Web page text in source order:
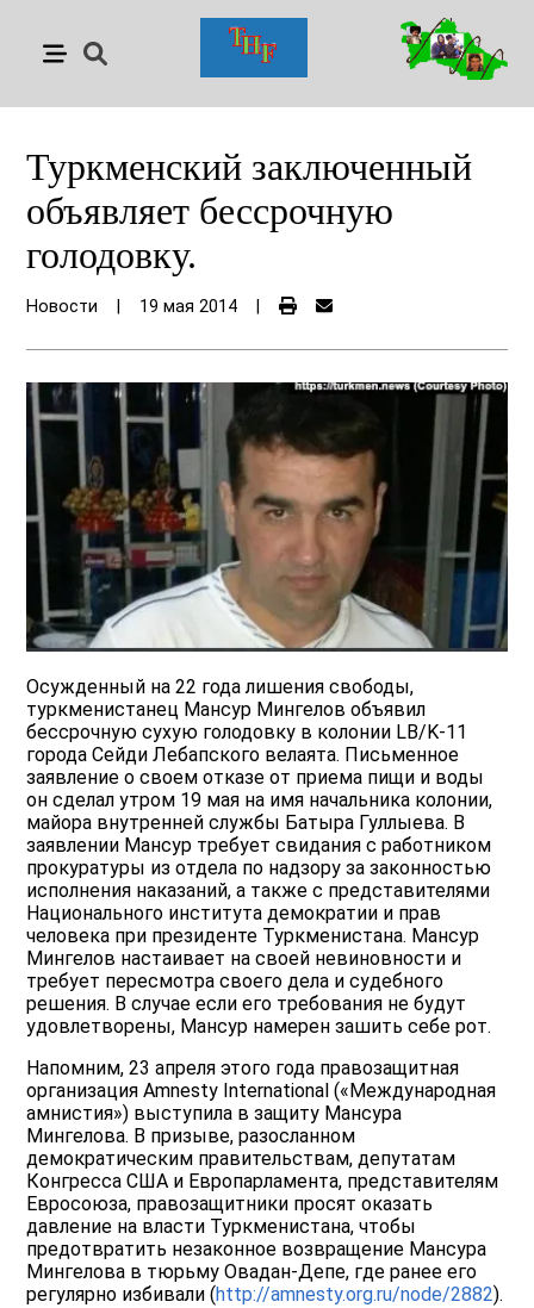
Туркменский заключенный
объявляет бессрочную
голодовку.
Новости 19 мая 2014
Осужденный на 22 года лишения свободы,
туркменистанец Мансур Мингелов объявил
бессрочную сухую голодовку в колонии LB/K-11
города Сейди Лебапского велаята. Письменное
заявление о своем отказе от приема пищи и воды
он сделал утром 19 мая на имя начальника колонии,
майора внутренней службы Батыра Гуллыева. В
заявлении Мансур требует свидания с работником
прокуратуры из отдела по надзору за законностью
исполнения наказаний, а также с представителями
Национального института демократии и прав
человека при президенте Туркменистана. Мансур
Мингелов настаивает на своей невиновности и
требует пересмотра своего дела и судебного
решения. В случае если его требования не будут
удовлетворены, Мансур намерен зашить себе рот.
Напомним, 23 апреля этого года правозащитная
организация Amnesty International («Международная
амнистия») выступила в защиту Мансура
Мингелова. В призыве, разосланном
демократическим правительствам, депутатам
Конгресса США и Европарламента, представителям
Евросоюза, правозащитники просят оказать
давление на власти Туркменистана, чтобы
предотвратить незаконное возвращение Мансура
Мингелова в тюрьму Овадан-Депе, где ранее его
регулярно избивали (http://amnesty.org.ru/node/2882).